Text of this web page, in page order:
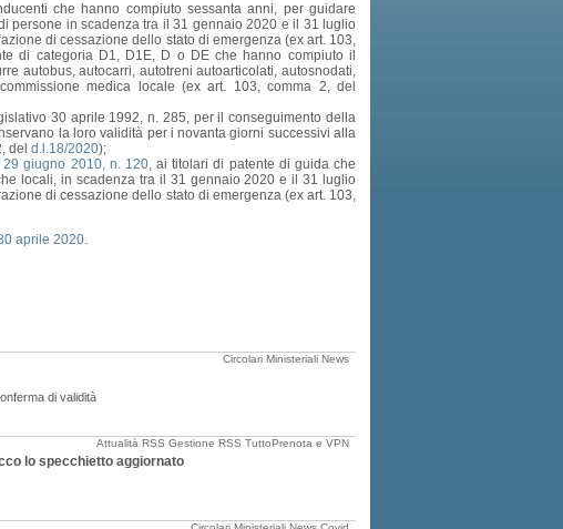
che hanno compiuto sessanta anni, per guidare
persone in scadenza tra il 31 gennaio 2020 e il 31 luglio
di cessazione dello stato di emergenza (ex art. 103,
di categoria D1, D1E, D o DE che hanno compiuto il
autobus, autocarri, autotreni autoarticolati, autosnodati,
medica locale (ex art. 103, comma 2, del
30 aprile 1992, n. 285, per il conseguimento della
la loro validità per i novanta giorni successivi alla
del d.l.18/2020);
29 giugno 2010, n. 120, ai titolari di patente di guida che
locali, in scadenza tra il 31 gennaio 2020 e il 31 luglio
di cessazione dello stato di emergenza (ex art. 103,
aprile 2020.
Circolari Ministeriali News
di validità
Attualità RSS Gestione RSS TuttoPrenota e VPN
lo specchietto aggiornato